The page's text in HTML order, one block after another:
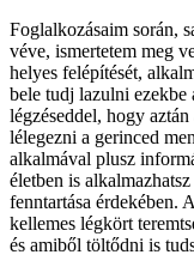
Foglalkozásaim során,
véve, ismertetem meg
helyes felépítését,
bele tudj lazulni ezekbe
légzéseddel, hogy
lélegezni a gerinced
alkalmával plusz
életben is
fenntartása érdekében.
kellemes légkört
és amiből töltődni is